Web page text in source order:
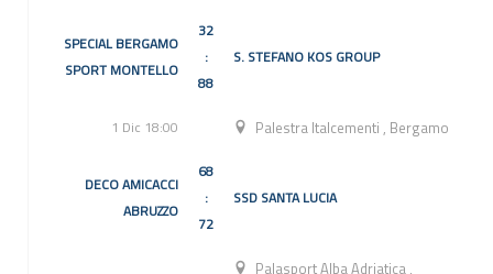
SPECIAL BERGAMO
SPORT MONTELLO
32
:
88
S. STEFANO KOS GROUP
1 Dic 18:00 Palestra Italcementi, Bergamo
DECO AMICACCI
ABRUZZO
68
:
72
SSD SANTA LUCIA
Palasport Alba Adriatica ,